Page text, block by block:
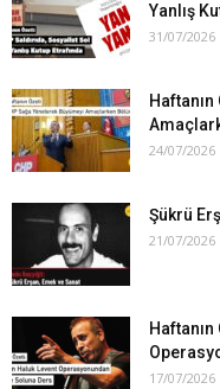
Yanlış
31/07/2026
24/07/2026
Şükrü
21/07/2026
17/07/2026